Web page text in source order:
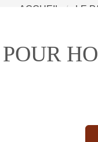
ACCUEIL LE